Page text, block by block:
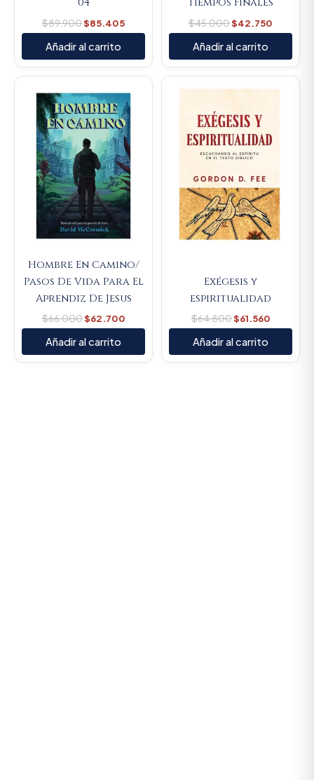
04
$89.900$85.405
Añadir al carrito
Tiempos Finales
$45.000$42.750
Añadir al carrito
Hombre En Camino/
Pasos De Vida Para El
Aprendiz De Jesus
$66.000
price
was:
$66.000.
$62.700
Current
price
is:
$62.700.
Añadir al carrito
Exégesis y
espiritualidad
$64.800
$64.800.
$61.560
Current
Añadir al carrito